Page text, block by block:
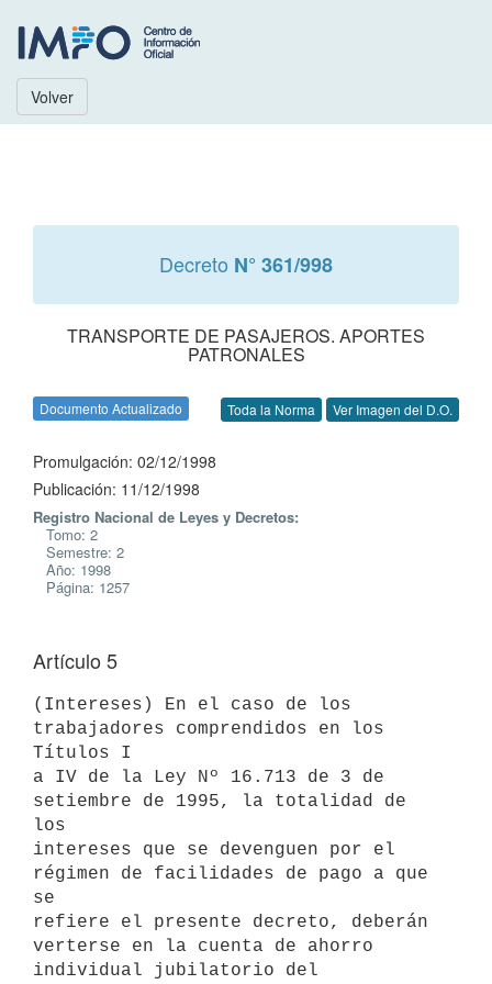
Volver
Decreto N° 361/998
TRANSPORTE DE PASAJEROS. APORTES
PATRONALES
Documento Actualizado Toda la Norma Ver Imagen del D.O.
Promulgación: 02/12/1998
Publicación: 11/12/1998
Registro Nacional de Leyes y Decretos:
Tomo: 2
Semestre: 2
Año: 1998
Página: 1257
Artículo 5
(Intereses) En el caso de los
trabajadores comprendidos en los
Títulos I
a IV de la Ley Nº 16.713 de 3 de
setiembre de 1995, la totalidad de
los
intereses que se devenguen por el
régimen de facilidades de pago a que
se
refiere el presente decreto, deberán
verterse en la cuenta de ahorro
individual jubilatorio del